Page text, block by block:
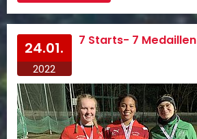
24.01.
2022
7 Starts- 7 Medaillen